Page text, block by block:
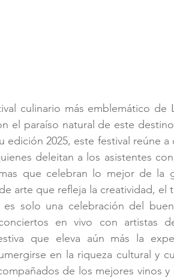
culinario más emblemático de
el paraíso natural de este
edición 2025, este festival reúne
deleitan a los asistentes
que celebran lo mejor de la
arte que refleja la creatividad, el
solo una celebración del
en vivo con artistas
que eleva aún más la
en la riqueza cultural y
de los mejores vinos